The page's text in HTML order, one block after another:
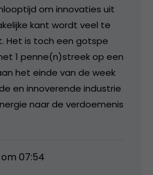
om innovaties uit
kant wordt veel te
Het is toch een gotspe
1 penne(n)streek op een
het einde van de week
en innoverende industrie
naar de verdoemenis
07:54